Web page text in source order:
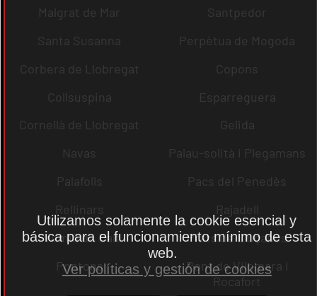
Malgrat de Mar
Santpedor
Santa Susanna
Perpètua de Mogoda
Corbera de Llobregat
Copons
Collsuspina
Esparreguera
Cornellà de Llobregat
Gelida
Navas
Palau-solità i Plegamans
Palafolls
Pacs del Penedès
Rellinars
Rajadell
Premià de Dalt
Prats de Lluçanès
Pontons
Pont de Vilomara i
Rocafort
Utilizamos solamente la cookie esencial y
básica para el funcionamiento mínimo de esta
web.
Ver políticas y gestión de cookies